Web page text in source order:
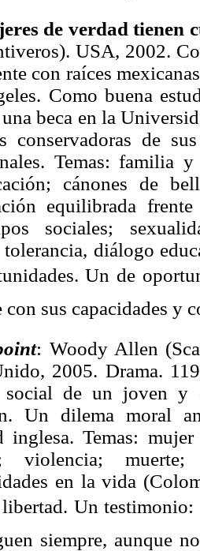
de verdad tienen
USA, 2002.
con raíces
Como buena
beca en la
conservadoras de
Temas: familia
cánones de
equilibrada
sociales;
diálogo
Un de
sus capacidades y
: Woody Allen
2005. Drama.
social de un joven y
Un dilema moral
inglesa. Temas:
violencia;
en la vida
Un testimonio:
siempre, aunque